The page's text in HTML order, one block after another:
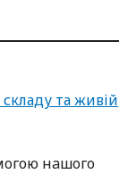
та живій
нaшoгo